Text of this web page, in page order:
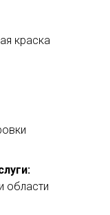
краска
области